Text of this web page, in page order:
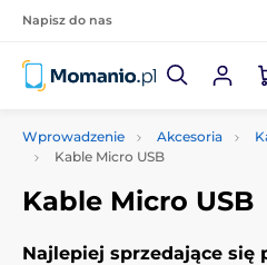
Napisz do nas
Wprowadzenie Akcesoria
Kable Micro USB
Kable Micro USB
Najlepiej sprzedające się